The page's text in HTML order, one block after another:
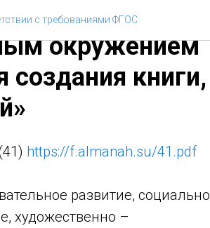
с требованиями ФГОС
по
окружением
создания книги,
https://f.almanah.su/41.pdf
развитие, социально
художественно –